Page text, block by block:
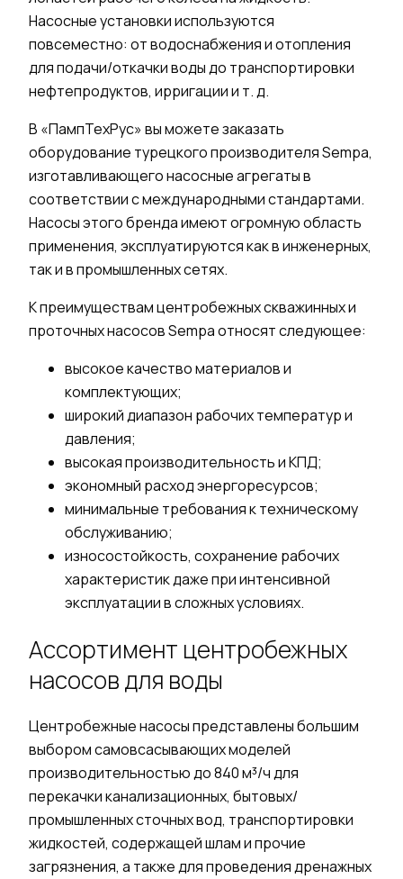
Насосные установкииспользуются
повсеместно: отводоснабженияи отопления
для подачи/откачки воды до транспортировки
нефтепродуктов, ирригации и т. д.
В «ПампТехРус» вы можете заказать
оборудование турецкого производителя Sempa,
изготавливающего насосные агрегаты в
соответствии с международными стандартами.
Насосы этого бренда имеют огромную область
применения, эксплуатируются как в инженерных,
так и в промышленных сетях.
К преимуществамцентробежных скважинныхи
проточныхнасосов Sempa относят следующее:
высокое качество материалов и
комплектующих;
широкий диапазон рабочих температур и
давления;
высокаяпроизводительность и КПД;
экономный расход энергоресурсов;
минимальные требования к техническому
обслуживанию;
износостойкость, сохранение рабочих
характеристик даже при интенсивной
эксплуатации в сложных условиях.
Ассортимент центробежных
насосов для воды
Центробежные насосы представлены большим
выборомсамовсасывающихмоделей
производительностью до 840 м³/ч для
перекачкиканализационных, бытовых/
промышленных сточныхвод, транспортировки
жидкостей, содержащей шлам и прочие
загрязнения, а также для проведения дренажных